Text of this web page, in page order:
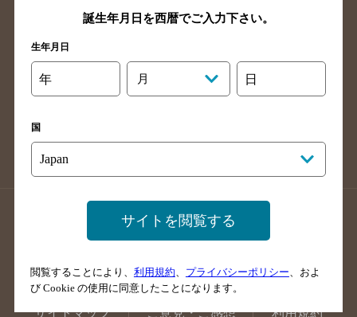
島根県のバー検索
徳島県のバー検索
高知県のバー検索
福岡県のバー検索
長崎県のバー検索
佐賀県のバー検索
店舗登録方法のご案内
店舗情報更新方法のご案内
掲載店舗様ログイン
サイトマップ ご意見・ご感想 利用規約
誕生年月日を西暦でご入力下さい。
生年月日
年 月 日
国
サイトを閲覧する
閲覧することにより、 利用規約 プライバシーポリシー 、およ
び Cookie の使用に同意したことになります。